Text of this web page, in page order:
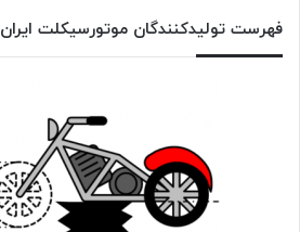
فهرست تولیدکنندگان موتورسیکلت ایران